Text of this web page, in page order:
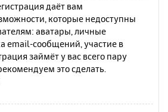
даёт вам
которые недоступны
аватары, личные
email-сообщений, участие в
займёт у вас всего пару
это сделать.